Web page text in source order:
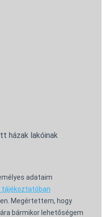
házak lakóinak
adataim
tájékoztatóban
Megértettem, hogy
bármikor lehetőségem